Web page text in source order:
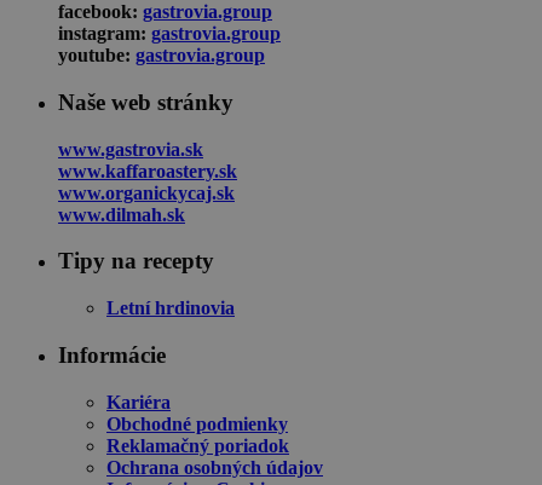
facebook: gastrovia.group
instagram: gastrovia.group
youtube: gastrovia.group
Naše web stránky
www.gastrovia.sk
www.kaffaroastery.sk
www.organickycaj.sk
www.dilmah.sk
Tipy na recepty
Letní hrdinovia
Informácie
Kariéra
Obchodné podmienky
Reklamačný poriadok
Ochrana osobných údajov